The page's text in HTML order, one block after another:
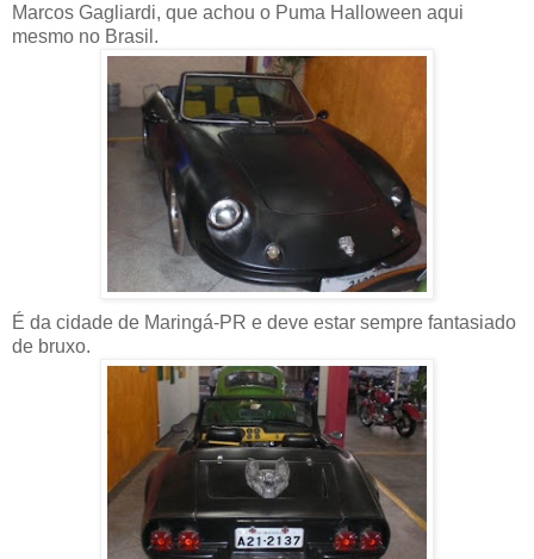
Marcos Gagliardi, que achou o Puma Halloween aqui
mesmo no Brasil.
É da cidade de Maringá-PR e deve estar sempre fantasiado
de bruxo.